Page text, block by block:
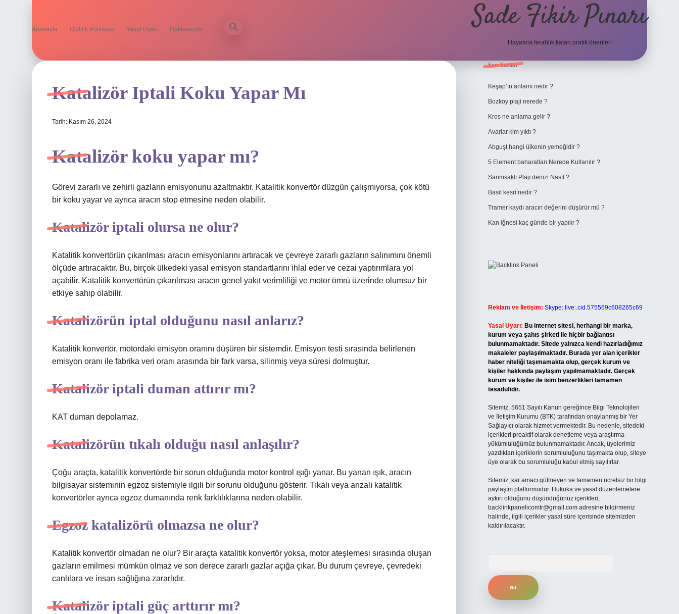
Anasayfa Gizlilik Politikası Yasal Uyarı Hakkımızda Sade Fikir Pınarı
Hayatına ferahlık katan pratik öneriler!
Katalizör Iptali Koku Yapar Mı
Tarih: Kasım 26, 2024
Katalizör koku yapar mı?
Görevi zararlı ve zehirli gazların emisyonunu azaltmaktır. Katalitik konvertör düzgün çalışmıyorsa, çok kötü
bir koku yayar ve ayrıca aracın stop etmesine neden olabilir.
Katalizör iptali olursa ne olur?
Katalitik konvertörün çıkarılması aracın emisyonlarını artıracak ve çevreye zararlı gazların salınımını önemli
ölçüde artıracaktır. Bu, birçok ülkedeki yasal emisyon standartlarını ihlal eder ve cezai yaptırımlara yol
açabilir. Katalitik konvertörün çıkarılması aracın genel yakıt verimliliği ve motor ömrü üzerinde olumsuz bir
etkiye sahip olabilir.
Katalizörün iptal olduğunu nasıl anlarız?
Katalitik konvertör, motordaki emisyon oranını düşüren bir sistemdir. Emisyon testi sırasında belirlenen
emisyon oranı ile fabrika veri oranı arasında bir fark varsa, silinmiş veya süresi dolmuştur.
Katalizör iptali duman attırır mı?
KAT duman depolamaz.
Katalizörün tıkalı olduğu nasıl anlaşılır?
Çoğu araçta, katalitik konvertörde bir sorun olduğunda motor kontrol ışığı yanar. Bu yanan ışık, aracın
bilgisayar sisteminin egzoz sistemiyle ilgili bir sorunu olduğunu gösterir. Tıkalı veya arızalı katalitik
konvertörler ayrıca egzoz dumanında renk farklılıklarına neden olabilir.
Egzoz katalizörü olmazsa ne olur?
Katalitik konvertör olmadan ne olur? Bir araçta katalitik konvertör yoksa, motor ateşlemesi sırasında oluşan
gazların emilmesi mümkün olmaz ve son derece zararlı gazlar açığa çıkar. Bu durum çevreye, çevredeki
canlılara ve insan sağlığına zararlıdır.
Katalizör iptali güç arttırır mı?
Sidebar
Son Yazılar
Keşap’ın anlamı nedir ?
Bozköy plaji nerede ?
Kros ne anlama gelir ?
Avarlar kim yıktı ?
Abguşt hangi ülkenin yemeğidir ?
5 Element baharatları Nerede Kullanılır ?
Sarımsaklı Plajı denizi Nasıl ?
Basit kesri nedir ?
Tramer kaydı aracın değerini düşürür mü ?
Kan iğnesi kaç günde bir yapılır ?
Reklam ve İletişim: Skype: live:.cid.575569c608265c69
Yasal Uyarı: Bu internet sitesi, herhangi bir marka,
kurum veya şahıs şirketi ile hiçbir bağlantısı
bulunmamaktadır. Sitede yalnızca kendi hazırladığımız
makaleler paylaşılmaktadır. Burada yer alan içerikler
haber niteliği taşımamakta olup, gerçek kurum ve
kişiler hakkında paylaşım yapılmamaktadır. Gerçek
kurum ve kişiler ile isim benzerlikleri tamamen
tesadüfidir.
Sitemiz, 5651 Sayılı Kanun gereğince Bilgi Teknolojileri
ve İletişim Kurumu (BTK) tarafından onaylanmış bir Yer
Sağlayıcı olarak hizmet vermektedir. Bu nedenle, sitedeki
içerikleri proaktif olarak denetleme veya araştırma
yükümlülüğümüz bulunmamaktadır. Ancak, üyelerimiz
yazdıkları içeriklerin sorumluluğunu taşımakta olup, siteye
üye olarak bu sorumluluğu kabul etmiş sayılırlar.
Sitemiz, kar amacı gütmeyen ve tamamen ücretsiz bir bilgi
paylaşım platformudur. Hukuka ve yasal düzenlemelere
aykırı olduğunu düşündüğünüz içerikleri,
backlinkpanelicomtr@gmail.comadresine bildirmeniz
halinde, ilgili içerikler yasal süre içerisinde sitemizden
kaldırılacaktır.